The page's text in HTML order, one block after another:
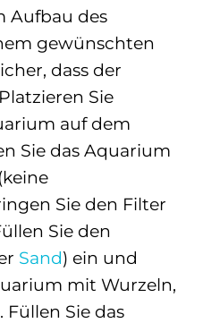
Aufbau des
gewünschten
dass der
Sie
auf dem
Sie das Aquarium
Sie den Filter
Sie den
Sand) ein und
mit Wurzeln,
Sie das